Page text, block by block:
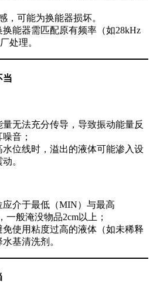
，可能为换能器损坏。
换能器需匹配原有频率（如28kHz
处理。
当
无法充分传导，导致振动能量反
音；
水位线时，溢出的液体可能渗入设
。
应介于最低（MIN）与最高
一般淹没物品2cm以上；
免使用粘度过高的液体（如未稀释
基清洗剂。